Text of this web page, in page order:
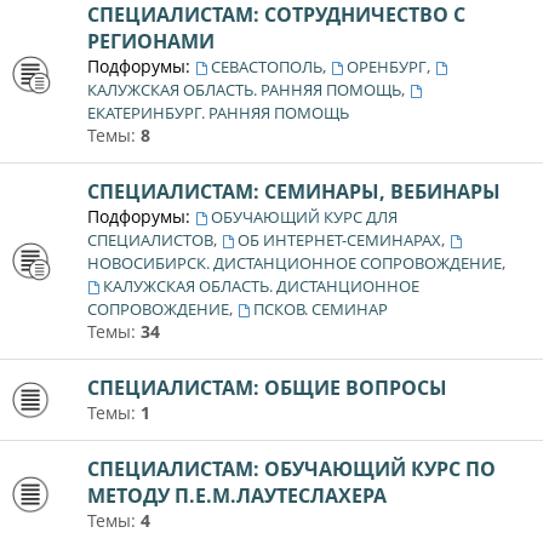
СПЕЦИАЛИСТАМ: СОТРУДНИЧЕСТВО С
РЕГИОНАМИ
Подфорумы: СЕВАСТОПОЛЬ, ОРЕНБУРГ,
КАЛУЖСКАЯ ОБЛАСТЬ. РАННЯЯ ПОМОЩЬ,
ЕКАТЕРИНБУРГ. РАННЯЯ ПОМОЩЬ
Темы: 8
СПЕЦИАЛИСТАМ: СЕМИНАРЫ, ВЕБИНАРЫ
Подфорумы:
ОБУЧАЮЩИЙ КУРС ДЛЯ
СПЕЦИАЛИСТОВ, ОБ ИНТЕРНЕТ-СЕМИНАРАХ,
НОВОСИБИРСК. ДИСТАНЦИОННОЕ СОПРОВОЖДЕНИЕ,
КАЛУЖСКАЯ ОБЛАСТЬ. ДИСТАНЦИОННОЕ
СОПРОВОЖДЕНИЕ, ПСКОВ. СЕМИНАР
Темы: 34
СПЕЦИАЛИСТАМ: ОБЩИЕ ВОПРОСЫ
Темы: 1
СПЕЦИАЛИСТАМ: ОБУЧАЮЩИЙ КУРС ПО
МЕТОДУ П.Е.М.ЛАУТЕСЛАХЕРА
Темы: 4